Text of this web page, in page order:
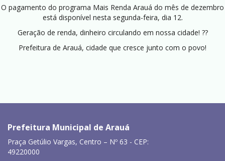
O pagamento do programa Mais Renda Arauá do mês de dezembro
está disponível nesta segunda-feira, dia 12.
Geração de renda, dinheiro circulando em nossa cidade! ??
Prefeitura de Arauá, cidade que cresce junto com o povo!
Prefeitura Municipal de Arauá
Praça Getúlio Vargas, Centro – Nº 63 - CEP:
49220000